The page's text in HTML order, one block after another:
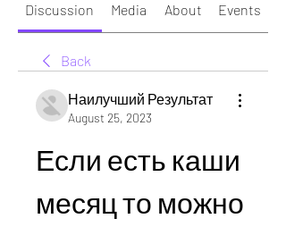
Discussion Media About Events
Back
Наилучший Результат
August 25, 2023
Если есть каши
месяц то можно